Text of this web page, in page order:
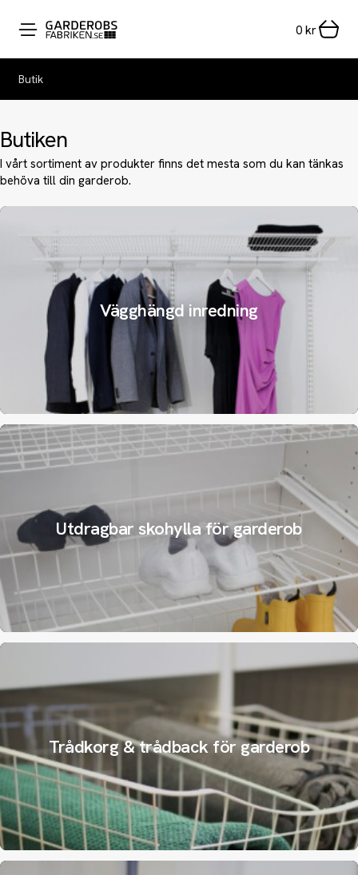
0 kr
Butik
Butiken
I vårt sortiment av produkter finns det mesta som du kan tänkas
behöva till din garderob.
Vägghängd inredning
Utdragbar skohylla för garderob
Trådkorg & trådback för garderob